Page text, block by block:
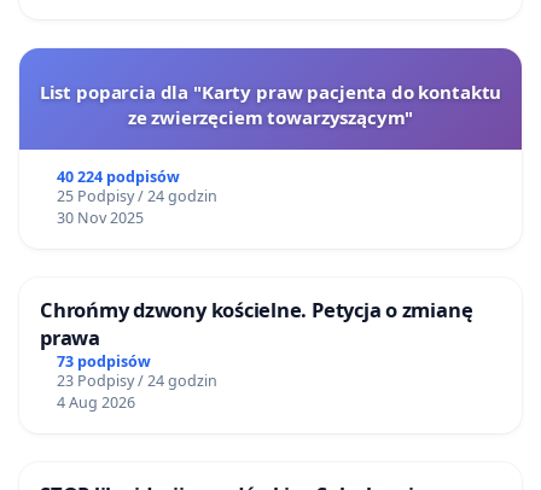
List poparcia dla "Karty praw pacjenta do kontaktu
ze zwierzęciem towarzyszącym"
40 224 podpisów
25 Podpisy / 24 godzin
30 Nov 2025
Chrońmy dzwony kościelne. Petycja o zmianę
prawa
73 podpisów
23 Podpisy / 24 godzin
4 Aug 2026